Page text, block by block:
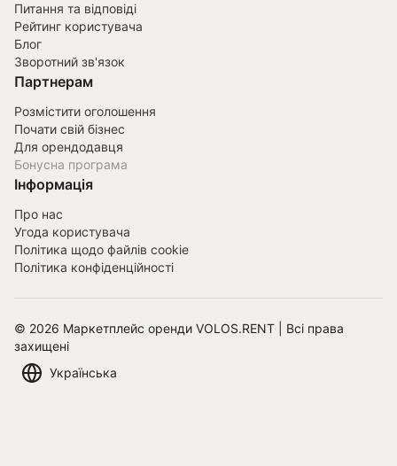
Питання та відповіді
Рейтинг користувача
Блог
Зворотний зв'язок
Партнерам
Розмістити оголошення
Почати свій бізнес
Для орендодавця
Бонусна програма
Інформація
Про нас
Угода користувача
Політика щодо файлів cookie
Політика конфіденційності
© 2026 Маркетплейс оренди VOLOS.RENT | Всі права
захищені
Українська